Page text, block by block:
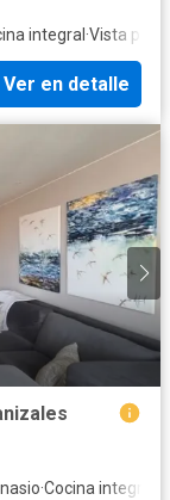
integral ·Vista
Ver en detalle
·Cocina integral